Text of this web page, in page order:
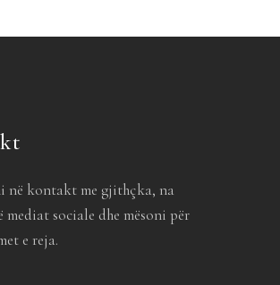
në kontakt me gjithçka, na
mediat sociale dhe mësoni për
e reja.